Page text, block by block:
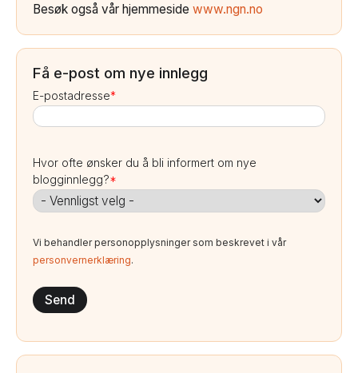
Besøk også vår hjemmeside www.ngn.no
Få e-post om nye innlegg
E-postadresse*
Hvor ofte ønsker du å bli informert om nye
blogginnlegg?*
Vi behandler personopplysninger som beskrevet i vår
personvernerklæring.